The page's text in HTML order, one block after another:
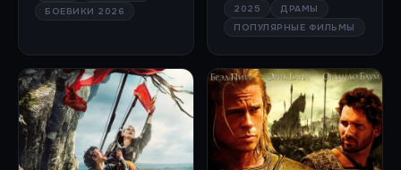
БОЕВИКИ 2026
2025
ДРАМЫ
ПОПУЛЯРНЫЕ ФИЛЬМЫ